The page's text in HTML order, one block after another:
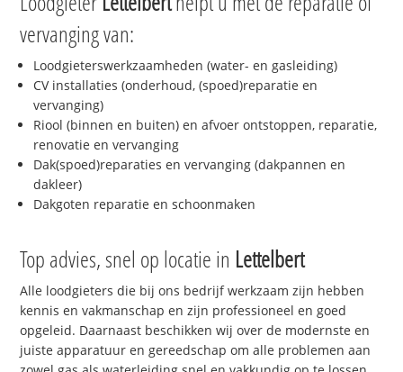
vervanging van:
Loodgieterswerkzaamheden (water- en gasleiding)
CV installaties (onderhoud, (spoed)reparatie en
vervanging)
Riool (binnen en buiten) en afvoer ontstoppen, reparatie,
renovatie en vervanging
Dak(spoed)reparaties en vervanging (dakpannen en
dakleer)
Dakgoten reparatie en schoonmaken
Top advies, snel op locatie in Lettelbert
Alle loodgieters die bij ons bedrijf werkzaam zijn hebben
kennis en vakmanschap en zijn professioneel en goed
opgeleid. Daarnaast beschikken wij over de modernste en
juiste apparatuur en gereedschap om alle problemen aan